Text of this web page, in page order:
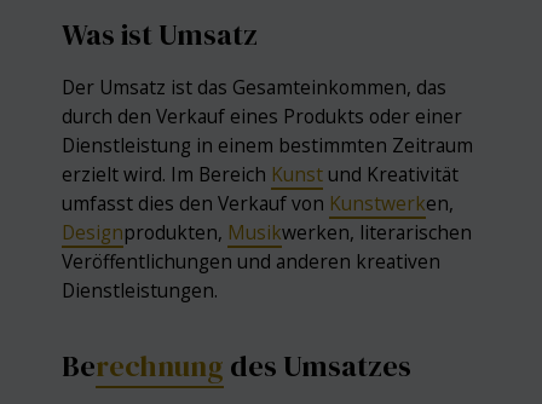
Was ist Umsatz
Der Umsatz ist das Gesamteinkommen, das
durch den Verkauf eines Produkts oder einer
Dienstleistung in einem bestimmten Zeitraum
erzielt wird. Im Bereich Kunst und Kreativität
umfasst dies den Verkauf von Kunstwerken,
Designprodukten, Musikwerken, literarischen
Veröffentlichungen und anderen kreativen
Dienstleistungen.
Berechnung des Umsatzes